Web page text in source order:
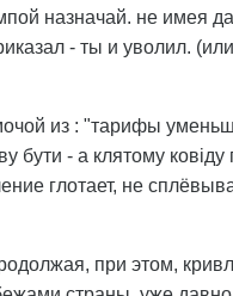
назначай. не имея
- ты и уволил.
из : "тарифы
бути - а клятому
глотает, не
при этом,